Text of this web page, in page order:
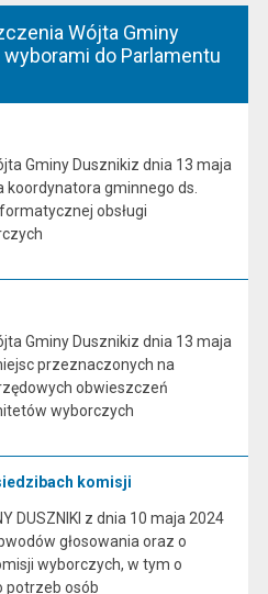
Wójta Gminy
do Parlamentu
Gminy Dusznikiz dnia 13 maja
koordynatora gminnego ds.
obsługi
Gminy Dusznikiz dnia 13 maja
przeznaczonych na
obwieszczeń
wyborczych
komisji
DUSZNIKI z dnia 10 maja 2024
głosowania oraz o
wyborczych, w tym o
potrzeb osób